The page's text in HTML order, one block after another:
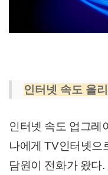
인터넷 속도 올
인터넷 속도 업그레
나에게 TV인터넷으
담원이 전화가 왔다